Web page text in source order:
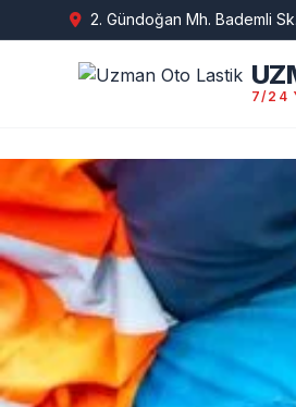
2. Gündoğan Mh. Bademli
7/24